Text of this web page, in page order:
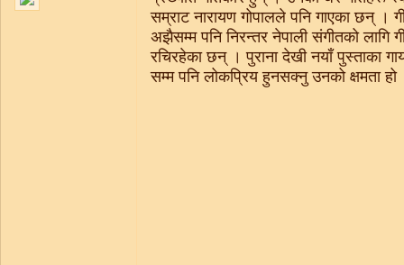
सम्राट नारायण गोपालले पनि गाएका छन् ।
अझैसम्म पनि निरन्तर नेपाली संगीतको लागि
रचिरहेका छन् । पुराना देखी नयाँ पुस्ताका
सम्म पनि लोकप्रिय हुनसक्नु उनको क्षमता हो